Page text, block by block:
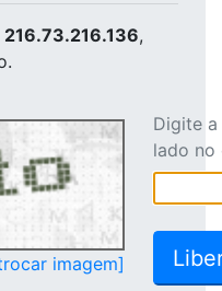
216.73.216.136,
imagem]
Digite
lado no